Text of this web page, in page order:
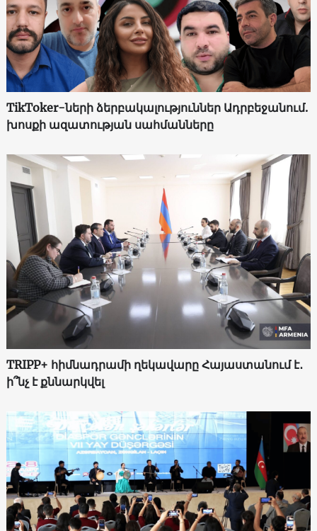
TikToker-ների ձերբակալություններ Ադրբեջանում.
խոսքի ազատության սահմանները
TRIPP+ հիմնադրամի ղեկավարը Հայաստանում է․
ի՞նչ է քննարկվել